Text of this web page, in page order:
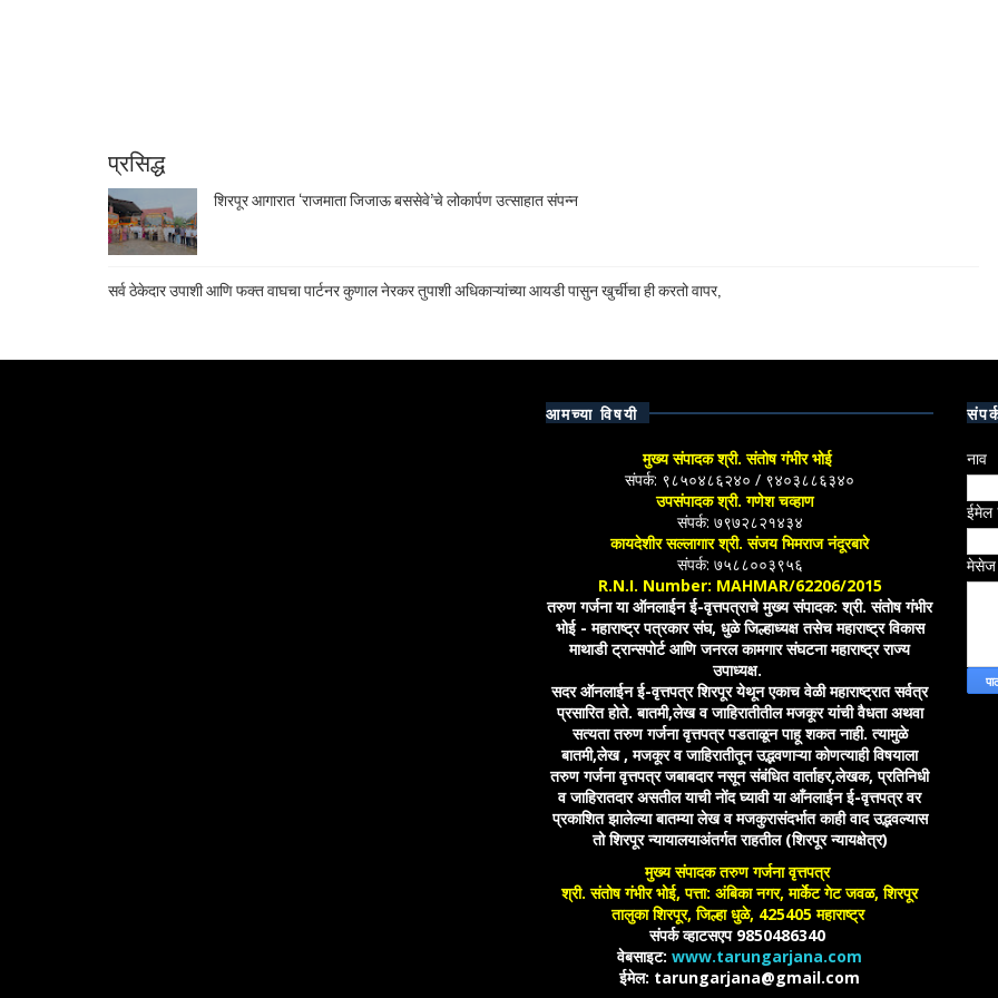
प्रसिद्ध
शिरपूर आगारात ‘राजमाता जिजाऊ बससेवे’चे लोकार्पण उत्साहात संपन्न
सर्व ठेकेदार उपाशी आणि फक्त वाघचा पार्टनर कुणाल नेरकर तुपाशी अधिकाऱ्यांच्या आयडी पासुन खुर्चीचा ही करतो वापर,
आमच्या विषयी
मुख्य संपादक श्री. संतोष गंभीर भोई
संपर्क: ९८५०४८६२४० / ९४०३८८६३४०
उपसंपादक श्री. गणेश चव्हाण
संपर्क: ७९७२८२१४३४
कायदेशीर सल्लागार श्री. संजय भिमराज नंदूरबारे
संपर्क: ७५८८००३९५६
R.N.I. Number: MAHMAR/62206/2015
तरुण गर्जना या ऑनलाईन ई-वृत्तपत्राचे मुख्य संपादक: श्री. संतोष गंभीर
भोई - महाराष्ट्र पत्रकार संघ, धुळे जिल्हाध्यक्ष तसेच महाराष्ट्र विकास
माथाडी ट्रान्सपोर्ट आणि जनरल कामगार संघटना महाराष्ट्र राज्य
उपाध्यक्ष.
सदर ऑनलाईन ई-वृत्तपत्र शिरपूर येथून एकाच वेळी महाराष्ट्रात सर्वत्र
प्रसारित होते. बातमी,लेख व जाहिरातीतील मजकूर यांची वैधता अथवा
सत्यता तरुण गर्जना वृत्तपत्र पडताळून पाहू शकत नाही. त्यामुळे
बातमी,लेख , मजकूर व जाहिरातीतून उद्भवणाऱ्या कोणत्याही विषयाला
तरुण गर्जना वृत्तपत्र जबाबदार नसून संबंधित वार्ताहर,लेखक, प्रतिनिधी
व जाहिरातदार असतील याची नोंद घ्यावी या आँनलाईन ई-वृत्तपत्र वर
प्रकाशित झालेल्या बातम्या लेख व मजकुरासंदर्भात काही वाद उद्भवल्यास
तो शिरपूर न्यायालयाअंतर्गत राहतील (शिरपूर न्यायक्षेत्र)
मुख्य संपादक तरुण गर्जना वृत्तपत्र
श्री. संतोष गंभीर भोई, पत्ता: अंबिका नगर, मार्केट गेट जवळ, शिरपूर
तालुका शिरपूर, जिल्हा धुळे, 425405 महाराष्ट्र
संपर्क व्हाटसएप 9850486340
वेबसाइट: www.tarungarjana.com
ईमेल: tarungarjana@gmail.com
नाव
ईमेल
मेसेज